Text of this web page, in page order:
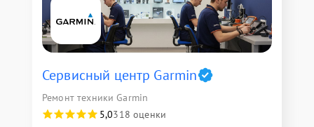
Сервисный центр Garmin
Ремонт техники Garmin
5,0318 оценки